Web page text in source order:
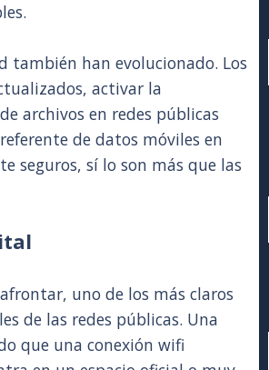
también han evolucionado. Los
activar la
archivos en redes públicas
de datos móviles en
seguros, sí lo son más que las
uno de los más claros
de las redes públicas. Una
que una conexión wifi